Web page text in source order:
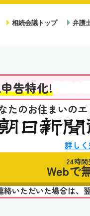
相続会議トップ 弁護
告特化!
たのお住まいの
詳し
24時間
Webで
いただいた場合は、